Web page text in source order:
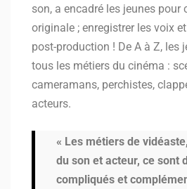
son, a encadré les jeunes pour
originale ; enregistrer les voix
post-production ! De A à Z, les
tous les métiers du cinéma :
cameramans, perchistes,
acteurs.
« Les métiers de
du son et acteur, ce sont
compliqués et